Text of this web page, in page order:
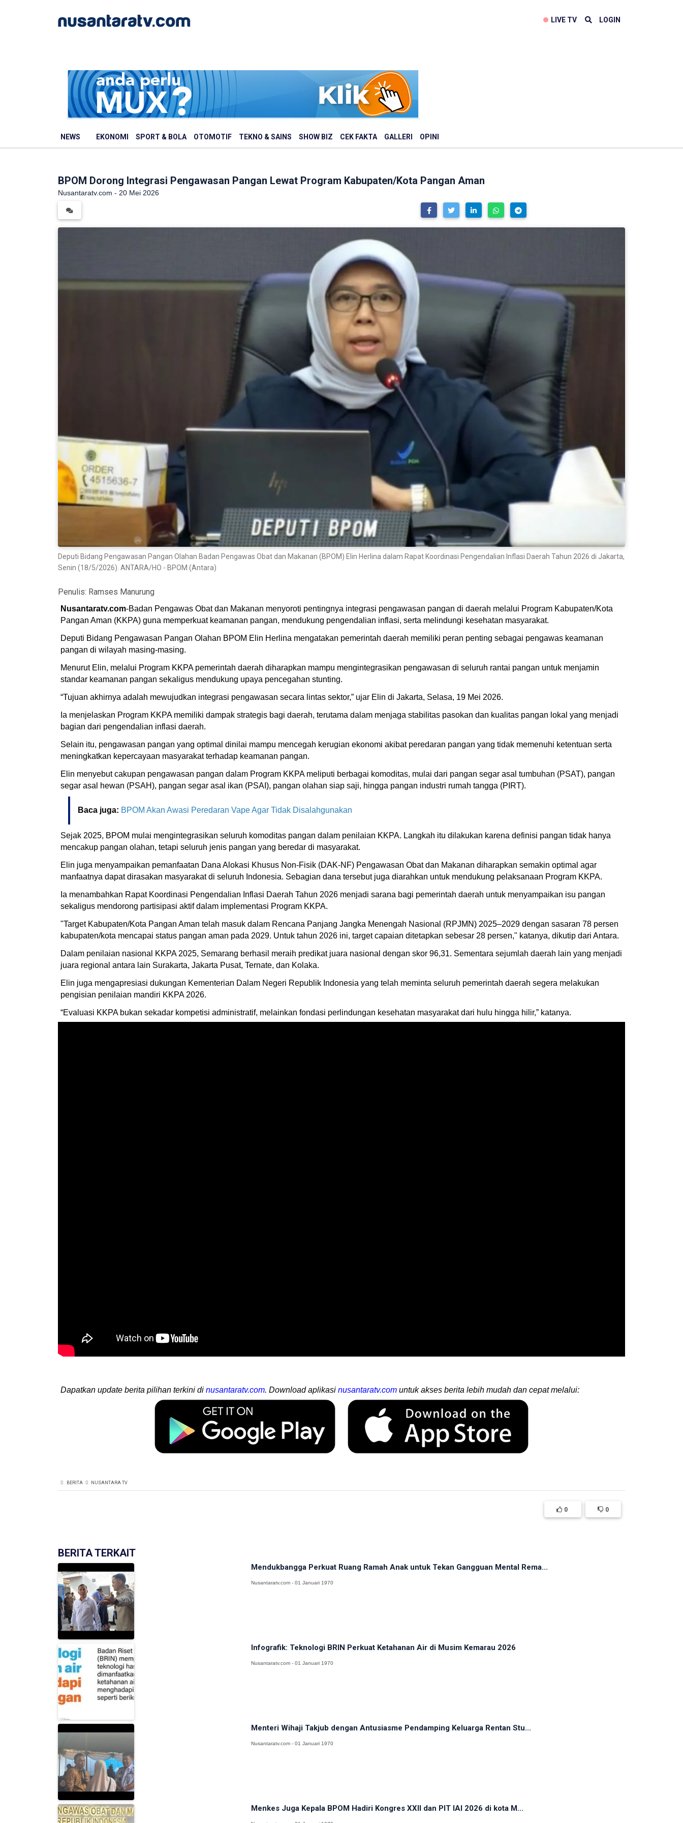
LIVE TV LOGIN
NEWS EKONOMI SPORT & BOLA OTOMOTIF TEKNO & SAINS SHOW BIZ CEK FAKTA GALLERI OPINI
BPOM Dorong Integrasi Pengawasan Pangan Lewat Program Kabupaten/Kota Pangan Aman
Nusantaratv.com - 20 Mei 2026
Deputi Bidang Pengawasan Pangan Olahan Badan Pengawas Obat dan Makanan (BPOM) Elin Herlina dalam Rapat Koordinasi Pengendalian Inflasi Daerah Tahun 2026 di Jakarta,
Senin (18/5/2026). ANTARA/HO - BPOM (Antara)
Penulis: Ramses Manurung
Nusantaratv.com-Badan Pengawas Obat dan Makanan menyoroti pentingnya integrasi pengawasan pangan di daerah melalui Program Kabupaten/Kota
Pangan Aman (KKPA) guna memperkuat keamanan pangan, mendukung pengendalian inflasi, serta melindungi kesehatan masyarakat.
Deputi Bidang Pengawasan Pangan Olahan BPOM Elin Herlina mengatakan pemerintah daerah memiliki peran penting sebagai pengawas keamanan
pangan di wilayah masing-masing.
Menurut Elin, melalui Program KKPA pemerintah daerah diharapkan mampu mengintegrasikan pengawasan di seluruh rantai pangan untuk menjamin
standar keamanan pangan sekaligus mendukung upaya pencegahan stunting.
“Tujuan akhirnya adalah mewujudkan integrasi pengawasan secara lintas sektor,” ujar Elin di Jakarta, Selasa, 19 Mei 2026.
Ia menjelaskan Program KKPA memiliki dampak strategis bagi daerah, terutama dalam menjaga stabilitas pasokan dan kualitas pangan lokal yang menjadi
bagian dari pengendalian inflasi daerah.
Selain itu, pengawasan pangan yang optimal dinilai mampu mencegah kerugian ekonomi akibat peredaran pangan yang tidak memenuhi ketentuan serta
meningkatkan kepercayaan masyarakat terhadap keamanan pangan.
Elin menyebut cakupan pengawasan pangan dalam Program KKPA meliputi berbagai komoditas, mulai dari pangan segar asal tumbuhan (PSAT), pangan
segar asal hewan (PSAH), pangan segar asal ikan (PSAI), pangan olahan siap saji, hingga pangan industri rumah tangga (PIRT).
Baca juga: BPOM Akan Awasi Peredaran Vape Agar Tidak Disalahgunakan
Sejak 2025, BPOM mulai mengintegrasikan seluruh komoditas pangan dalam penilaian KKPA. Langkah itu dilakukan karena definisi pangan tidak hanya
mencakup pangan olahan, tetapi seluruh jenis pangan yang beredar di masyarakat.
Elin juga menyampaikan pemanfaatan Dana Alokasi Khusus Non-Fisik (DAK-NF) Pengawasan Obat dan Makanan diharapkan semakin optimal agar
manfaatnya dapat dirasakan masyarakat di seluruh Indonesia. Sebagian dana tersebut juga diarahkan untuk mendukung pelaksanaan Program KKPA.
Ia menambahkan Rapat Koordinasi Pengendalian Inflasi Daerah Tahun 2026 menjadi sarana bagi pemerintah daerah untuk menyampaikan isu pangan
sekaligus mendorong partisipasi aktif dalam implementasi Program KKPA.
"Target Kabupaten/Kota Pangan Aman telah masuk dalam Rencana Panjang Jangka Menengah Nasional (RPJMN) 2025–2029 dengan sasaran 78 persen
kabupaten/kota mencapai status pangan aman pada 2029. Untuk tahun 2026 ini, target capaian ditetapkan sebesar 28 persen," katanya, dikutip dari Antara.
Dalam penilaian nasional KKPA 2025, Semarang berhasil meraih predikat juara nasional dengan skor 96,31. Sementara sejumlah daerah lain yang menjadi
juara regional antara lain Surakarta, Jakarta Pusat, Ternate, dan Kolaka.
Elin juga mengapresiasi dukungan Kementerian Dalam Negeri Republik Indonesia yang telah meminta seluruh pemerintah daerah segera melakukan
pengisian penilaian mandiri KKPA 2026.
“Evaluasi KKPA bukan sekadar kompetisi administratif, melainkan fondasi perlindungan kesehatan masyarakat dari hulu hingga hilir,” katanya.
Dapatkan update berita pilihan terkini di nusantaratv.com. Download aplikasi nusantaratv.com untuk akses berita lebih mudah dan cepat melalui:
BERITA NUSANTARA TV
0 0
BERITA TERKAIT
Mendukbangga Perkuat Ruang Ramah Anak untuk Tekan Gangguan Mental Rema...
Nusantaratv.com - 01 Januari 1970
Infografik: Teknologi BRIN Perkuat Ketahanan Air di Musim Kemarau 2026
Nusantaratv.com - 01 Januari 1970
Menteri Wihaji Takjub dengan Antusiasme Pendamping Keluarga Rentan Stu...
Nusantaratv.com - 01 Januari 1970
Menkes Juga Kepala BPOM Hadiri Kongres XXII dan PIT IAI 2026 di kota M...